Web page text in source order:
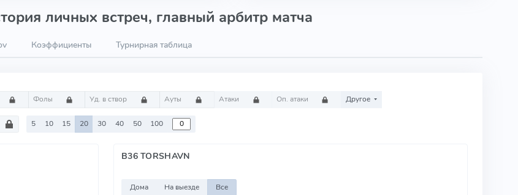
личных встреч, главный арбитр матча
Коэффициенты Турнирная таблица
Фолы Уд. в створ Ауты Атаки Оп. атаки Другое
5 10 15 20 30 40 50 100
B36 TORSHAVN
Дома На выезде Все